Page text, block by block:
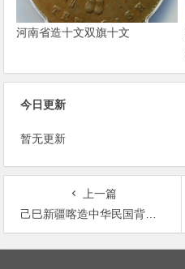
河南省造十文双旗十文
今日更新
暂无更新
上一篇
己巳新疆喀造中华民国背双旗十文铜币价格
文